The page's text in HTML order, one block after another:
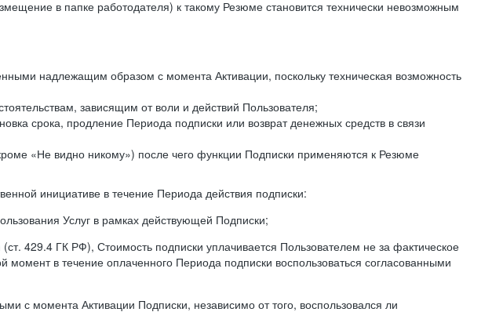
в папке работодателя) к такому Резюме становится технически невозможным
надлежащим образом с момента Активации, поскольку техническая возможность
зависящим от воли и действий Пользователя;
срока, продление Периода подписки или возврат денежных средств в связи
«Не видно никому») после чего функции Подписки применяются к Резюме
инициативе в течение Периода действия подписки:
Услуг в рамках действующей Подписки;
429.4 ГК РФ), Стоимость подписки уплачивается Пользователем не за фактическое
в течение оплаченного Периода подписки воспользоваться согласованными
с момента Активации Подписки, независимо от того, воспользовался ли